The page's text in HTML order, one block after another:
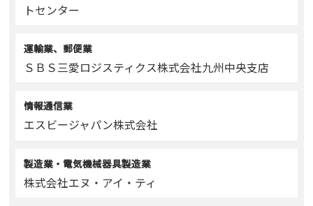
トセンター
運輸業、郵便業
ＳＢＳ三愛ロジスティクス株式会社九州中央支店
情報通信業
エスビージャパン株式会社
製造業・電気機械器具製造業
株式会社エヌ・アイ・ティ